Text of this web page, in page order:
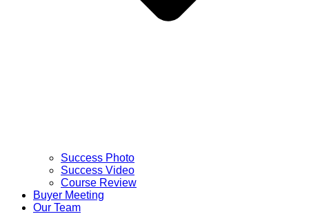
Success Photo
Success Video
Course Review
Buyer Meeting
Our Team